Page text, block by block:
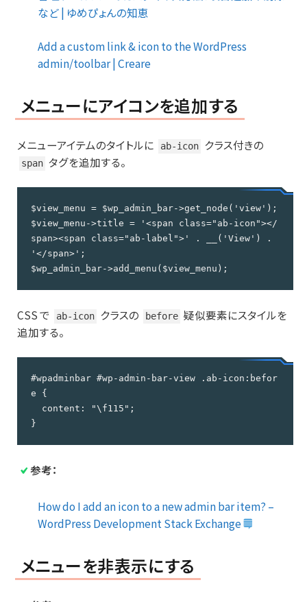
など | ゆめぴょんの知恵
Add a custom link & icon to the WordPress
admin/toolbar | Creare
メニューにアイコンを追加する
メニューアイテムのタイトルに ab-icon クラス付きの
span タグを追加する。
$view_menu = $wp_admin_bar->get_node('view');
$view_menu->title = '<span class="ab-icon"></
span><span class="ab-label">' . __('View') .
'</span>';
$wp_admin_bar->add_menu($view_menu);
CSS で ab-icon クラスの before 疑似要素にスタイルを
追加する。
#wpadminbar #wp-admin-bar-view .ab-icon:befor
e {
}
参考：
How do I add an icon to a new admin bar item? –
WordPress Development Stack Exchange
メニューを非表示にする